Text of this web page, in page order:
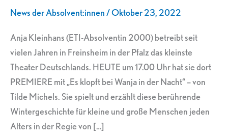
News der Absolvent:innen/Oktober 23, 2022
Anja Kleinhans (ETI-Absolventin 2000) betreibt seit
vielen Jahren in Freinsheim in der Pfalz das kleinste
Theater Deutschlands. HEUTE um 17.00 Uhr hat sie dort
PREMIERE mit „Es klopft bei Wanja in der Nacht“ – von
Tilde Michels. Sie spielt und erzählt diese berührende
Wintergeschichte für kleine und große Menschen jeden
Alters in der Regie von […]
klopft
Wanja
in
der
Nacht“